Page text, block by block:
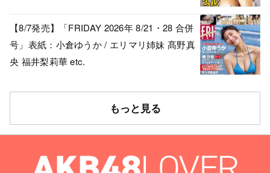
【8/7発売】「FRIDAY 2026年 8/21・28 合併
号」表紙：小倉ゆうか / エリマリ姉妹 髙野真
央 福井梨莉華 etc.
もっと見る